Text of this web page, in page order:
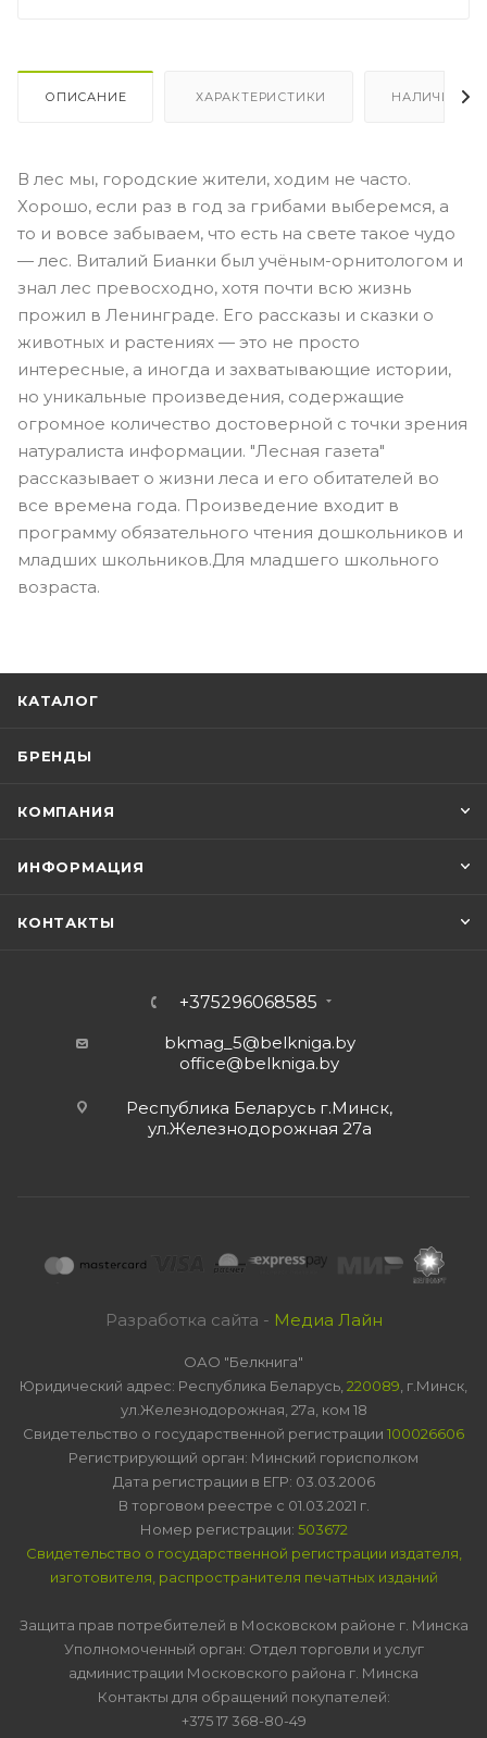
ОПИСАНИЕ ХАРАКТЕРИСТИКИ НАЛИЧИЕ
В лес мы, городские жители, ходим не часто.
Хорошо, если раз в год за грибами выберемся, а
то и вовсе забываем, что есть на свете такое чудо
— лес. Виталий Бианки был учёным-орнитологом и
знал лес превосходно, хотя почти всю жизнь
прожил в Ленинграде. Его рассказы и сказки о
животных и растениях — это не просто
интересные, а иногда и захватывающие истории,
но уникальные произведения, содержащие
огромное количество достоверной с точки зрения
натуралиста информации. "Лесная газета"
рассказывает о жизни леса и его обитателей во
все времена года. Произведение входит в
программу обязательного чтения дошкольников и
младших школьников.Для младшего школьного
возраста.
КАТАЛОГ
БРЕНДЫ
КОМПАНИЯ
ИНФОРМАЦИЯ
КОНТАКТЫ
+375296068585
bkmag_5@belkniga.by
office@belkniga.by
Республика Беларусь г.Минск,
ул.Железнодорожная 27а
Разработка сайта - Медиа Лайн
ОАО "Белкнига"
Юридический адрес: Республика Беларусь, 220089 , г.Минск,
ул.Железнодорожная, 27а, ком 18
Свидетельство о государственной регистрации 100026606
Регистрирующий орган: Минский горисполком
Дата регистрации в ЕГР: 03.03.2006
В торговом реестре с 01.03.2021 г.
Номер регистрации: 503672
Свидетельство о государственной регистрации издателя,
изготовителя, распространителя печатных изданий
Защита прав потребителей в Московском районе г. Минска
Уполномоченный орган: Отдел торговли и услуг
администрации Московского района г. Минска
Контакты для обращений покупателей:
+375 17 368-80-49